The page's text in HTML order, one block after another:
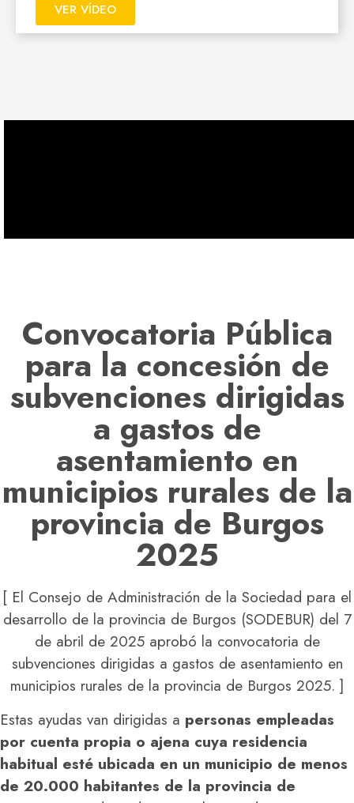
VER VÍDEO
Convocatoria Pública
para la concesión de
subvenciones dirigidas
a gastos de
asentamiento en
municipios rurales de la
provincia de Burgos
2025
[ El Consejo de Administración de la Sociedad para el
desarrollo de la provincia de Burgos (SODEBUR) del 7
de abril de 2025 aprobó la convocatoria de
subvenciones dirigidas a gastos de asentamiento en
municipios rurales de la provincia de Burgos 2025. ]
Estas ayudas van dirigidas a personas empleadas
por cuenta propia o ajena cuya residencia
habitual esté ubicada en un municipio de menos
de 20.000 habitantes de la provincia de